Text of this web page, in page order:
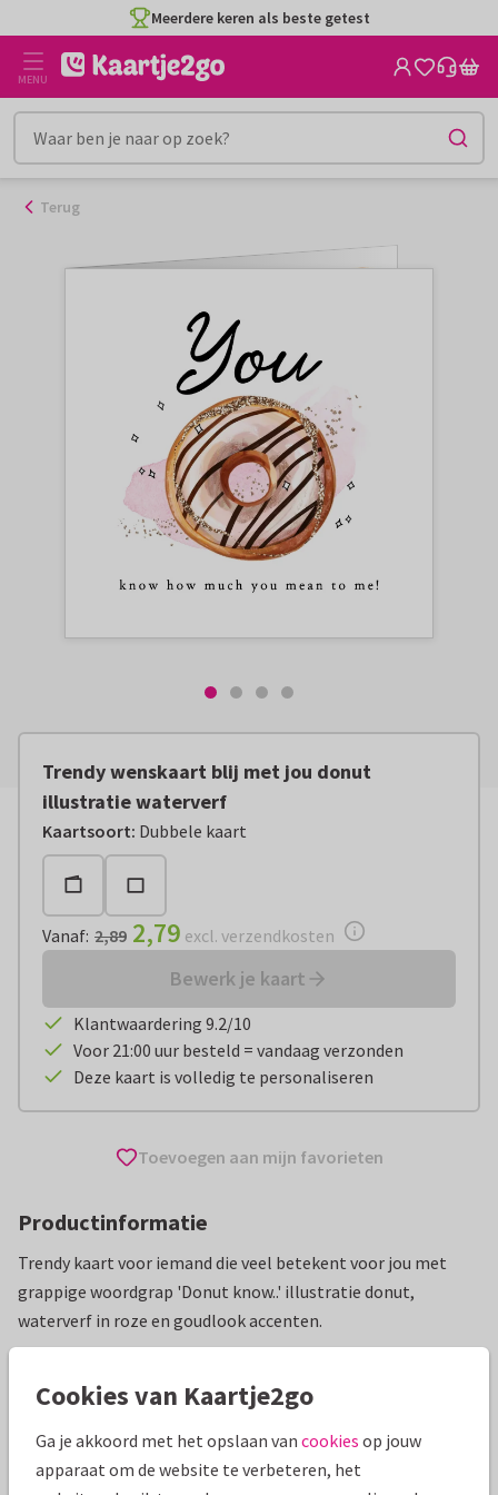
naar
inhoud
Meerdere keren als beste getest
MENU
Terug
Trendy wenskaart blij met jou donut
illustratie waterverf
Kaartsoort: Dubbele kaart
Vanaf:€ 2,79 excl. verzendkosten
Vanaf: 2,89 2,79 excl. verzendkosten
Bewerk je kaart
Klantwaardering 9.2/10
Voor 21:00 uur besteld = vandaag verzonden
Deze kaart is volledig te personaliseren
Toevoegen aan mijn favorieten
Productinformatie
Trendy kaart voor iemand die veel betekent voor jou met
grappige woordgrap 'Donut know..' illustratie donut,
waterverf in roze en goudlook accenten.
Wenskaarten Renee geeft vorm Compliment
Cookies van Kaartje2go
Ga je akkoord met het opslaan van cookies op jouw
apparaat om de website te verbeteren, het